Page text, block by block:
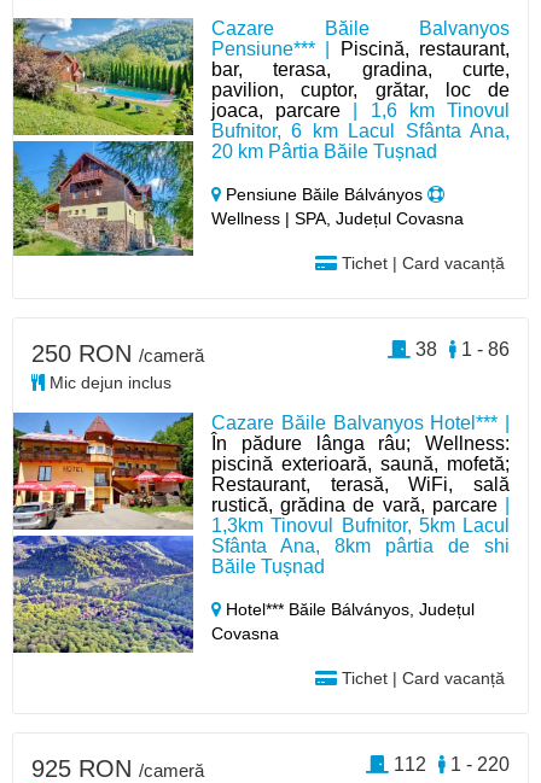
Cazare Băile Balvanyos
Pensiune*** |
Piscină, restaurant,
bar, terasa, gradina, curte,
pavilion, cuptor, grătar, loc de
joaca, parcare | 1,6 km Tinovul
Bufnitor, 6 km Lacul Sfânta Ana,
20 km Pârtia Băile Tușnad
Pensiune Băile Bálványos
Wellness | SPA, Județul Covasna
Tichet | Card vacanță
Cazare Băile Balvanyos Hotel*** |
În pădure lânga râu; Wellness:
piscină exterioară, saună, mofetă;
Restaurant, terasă, WiFi, sală
rustică, grădina de vară, parcare|
1,3km Tinovul Bufnitor, 5km Lacul
Sfânta Ana, 8km pârtia de shi
Băile Tușnad
Hotel*** Băile Bálványos,Județul
Covasna
Tichet | Card vacanță
250 RON /cameră
Mic dejun inclus
1 - 86
38
925 RON /cameră 1 - 220
112